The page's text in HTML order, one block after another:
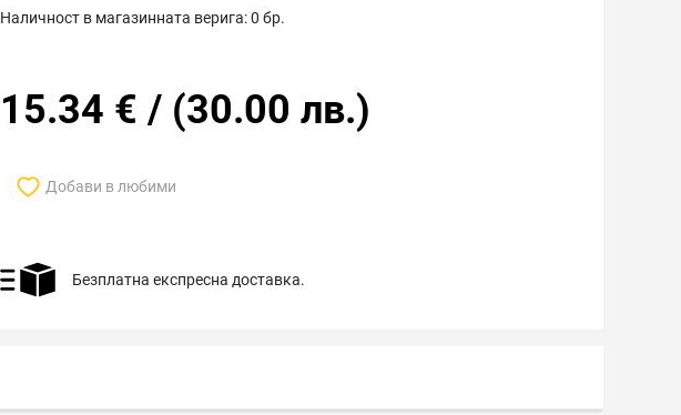
Наличност в магазинната верига:0 бр.
15.34 € / (30.00 лв.)
Добави в любими
Безплатна експресна доставка.